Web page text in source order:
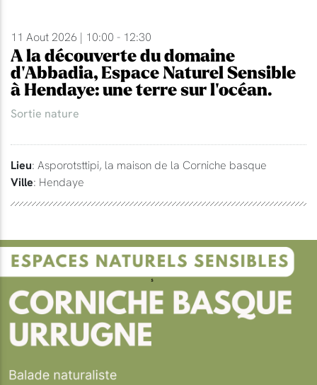
11 Aout 2026 | 10:00 - 12:30
A la découverte du domaine
d'Abbadia, Espace Naturel Sensible
à Hendaye: une terre sur l'océan.
Sortie nature
Lieu: Asporotsttipi, la maison de la Corniche basque
Ville: Hendaye